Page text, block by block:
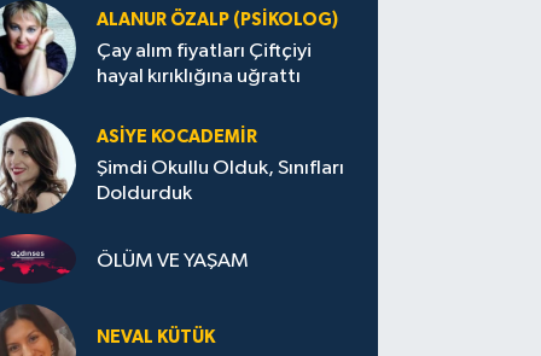
ALANUR ÖZALP (PSIKOLOG)
Çay alım fiyatları Çiftçiyi
hayal kırıklığına uğrattı
ASIYE KOCADEMİR
Şimdi Okullu Olduk, Sınıfları
Doldurduk
ÖLÜM VE YAŞAM
NEVAL KÜTÜK